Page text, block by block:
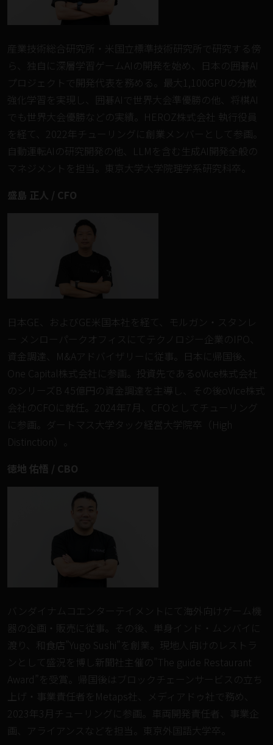
産業技術総合研究所・米国立標準技術研究所で研究する傍
ら、独自に深層学習ゲームAIの開発を始め、日本の囲碁AI
プロジェクトで開発代表を務める。最大1,100GPUの分散
強化学習を実現し、囲碁AIで世界大会準優勝の他、将棋AI
でも世界大会優勝などの実績。HEROZ株式会社 執行役員
を経て、2022年チューリングに創業メンバーとして参画。
自動運転AIの研究開発の他、LLMを含む生成AI開発全般の
マネジメントを担当。東京大学大学院理学系研究科卒。
盛島 正人 / CFO
日本GE、およびGE米国本社を経て、モルガン・スタンレ
ー メンローパークオフィスにてテクノロジー企業のIPO、
資金調達、M&Aアドバイザリーに従事。日本に帰国後、
One Capital株式会社に参画。投資先であるoVice株式会社
のシリーズB 45億円の資金調達を主導し、その後oVice株式
会社のCFOに就任。2024年7月、CFOとしてチューリング
に参画。ダートマス大学タック経営大学院卒（High
Distinction）。
徳地 佑悟 / CBO
バンダイナムコエンターテイメントにて海外向けゲーム機
器の企画・販売に従事。その後、単身インド・ムンバイに
渡り、和食店”Yugo Sushi”を創業。現地人向けのレストラ
ンとして盛況を博し新聞社主催の”The guide Restaurant
Award”を受賞。帰国後はブロックチェーンサービスの立ち
上げ・事業責任者をMetaps社、メディアドゥ社で務め、
2023年3月チューリングに参画。車両開発責任者、事業企
画、アライアンスなどを担当。東京外国語大学卒。